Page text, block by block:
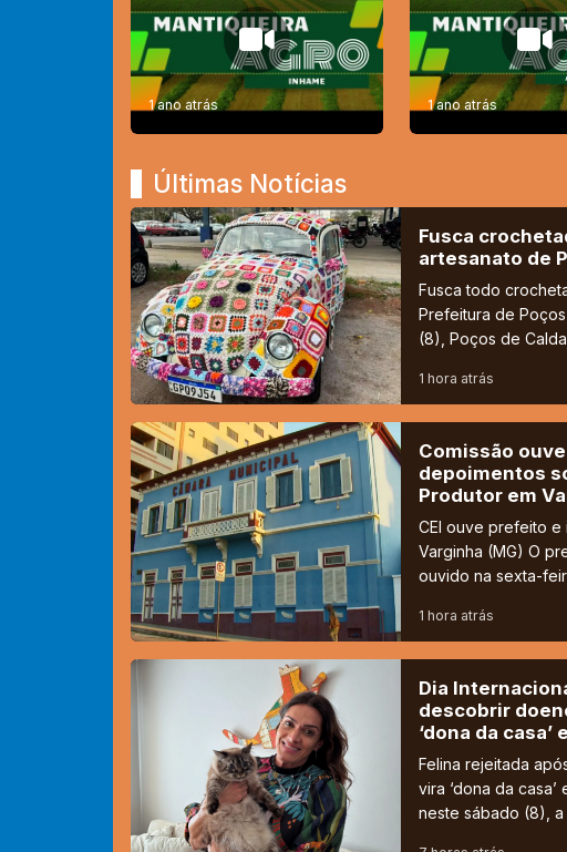
1 ano atrás 1 ano atrás
Últimas Notícias
Fusca
artesanato de
Fusca todo
Prefeitura de
(8), Poços de
1 hora atrás
Comissão
depoimentos
Produtor em
CEI ouve prefeito
Varginha (MG) O
ouvido na sexta-
1 hora atrás
Dia
descobrir
‘dona da casa’
Felina rejeitada
vira ‘dona da
neste sábado (8),